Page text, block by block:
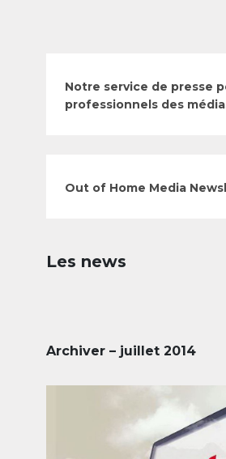
Notre service de presse
professionnels des
Out of Home Media
Les news
Archiver – juillet 2014